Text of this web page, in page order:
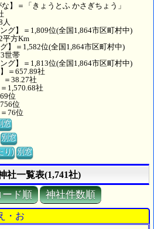
】＝「きょうとふ かさぎちょう」
人
グ】＝1,809位(全国1,864市区町村中)
平方Km
】＝1,582位(全国1,864市区町村中)
世帯
グ】＝1,813位(全国1,864市区町村中)
＝657.89社
＝38.27社
1,570.68社
位
位
76位
窓
別窓
り) 別窓
社一覧表(1,741社)
ド順 神社件数順
・お